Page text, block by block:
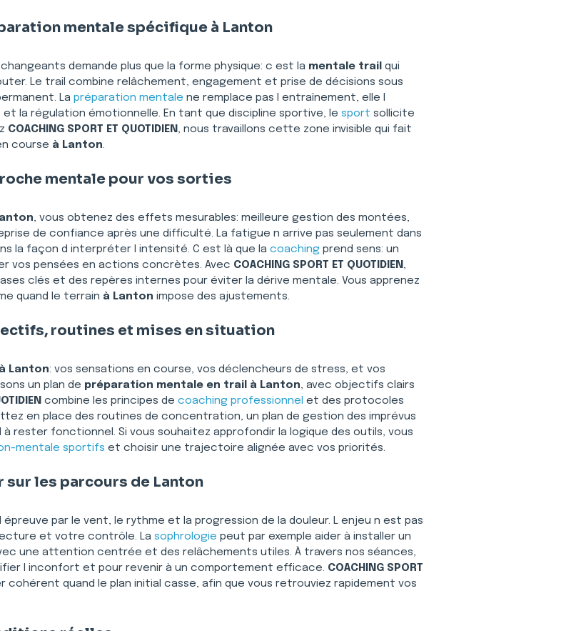
mentale spécifique à Lanton
demande plus que la forme physique: c est la mentale trail qui
Le trail combine relâchement, engagement et prise de décisions sous
La préparation mentale ne remplace pas l entraînement, elle l
la régulation émotionnelle. En tant que discipline sportive, le sport sollicite
COACHING SPORT ET QUOTIDIEN , nous travaillons cette zone invisible qui fait
course à Lanton.
mentale pour vos sorties
, vous obtenez des effets mesurables: meilleure gestion des montées,
de confiance après une difficulté. La fatigue n arrive pas seulement dans
la façon d interpréter l intensité. C est là que la coaching prend sens: un
vos pensées en actions concrètes. Avec COACHING SPORT ET QUOTIDIEN ,
clés et des repères internes pour éviter la dérive mentale. Vous apprenez
quand le terrain à Lanton impose des ajustements.
routines et mises en situation
à Lanton: vos sensations en course, vos déclencheurs de stress, et vos
un plan de préparation mentale en trail à Lanton, avec objectifs clairs
combine les principes de coaching professionnel et des protocoles
en place des routines de concentration, un plan de gestion des imprévus
rester fonctionnel. Si vous souhaitez approfondir la logique des outils, vous
mentale sportifs et choisir une trajectoire alignée avec vos priorités.
les parcours de Lanton
épreuve par le vent, le rythme et la progression de la douleur. L enjeu n est pas
et votre contrôle. La sophrologie peut par exemple aider à installer un
une attention centrée et des relâchements utiles. À travers nos séances,
l inconfort et pour revenir à un comportement efficace. COACHING SPORT
cohérent quand le plan initial casse, afin que vous retrouviez rapidement vos